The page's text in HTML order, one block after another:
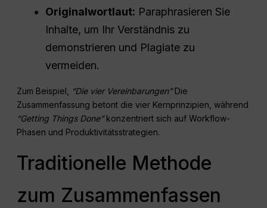
Originalwortlaut: Paraphrasieren Sie
Inhalte, um Ihr Verständnis zu
demonstrieren und Plagiate zu
vermeiden.
Zum Beispiel, “Die vier Vereinbarungen”Die
Zusammenfassung betont die vier Kernprinzipien, während
“Getting Things Done”konzentriert sich auf Workflow-
Phasen und Produktivitätsstrategien.
Traditionelle Methode
zum Zusammenfassen